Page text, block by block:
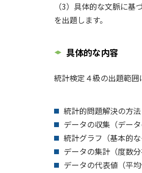
（3）具体的な文脈に基
を出題します。
具体的な内容
統計検定４級の出題範囲
統計的問題解決の方法
データの収集（データ
統計グラフ（基本的
データの集計（度数
データの代表値（平均